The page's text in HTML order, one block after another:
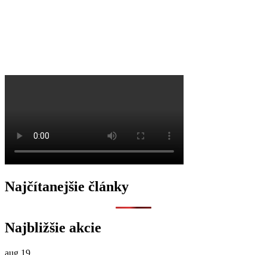
Najčítanejšie články
Najbližšie akcie